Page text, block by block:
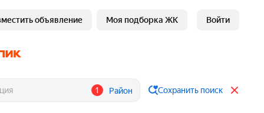
объявление Моя подборка ЖК Войти
1 Район Сохранить поиск